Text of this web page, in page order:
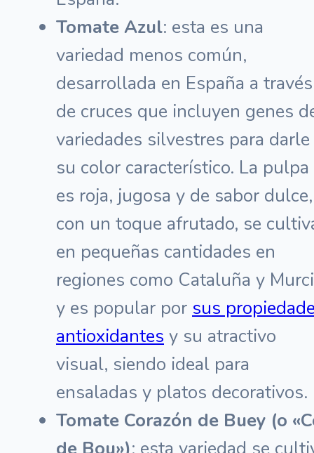
Tomate Azul: esta es una
variedad menos común,
desarrollada en España a través
de cruces que incluyen genes
variedades silvestres para darle
su color característico. La pulpa
es roja, jugosa y de sabor dulce,
con un toque afrutado, se
en pequeñas cantidades en
regiones como Cataluña y
y es popular por sus
antioxidantes y su atractivo
visual, siendo ideal para
ensaladas y platos decorativos.
Tomate Corazón de Buey (o
de Bou»): esta variedad se